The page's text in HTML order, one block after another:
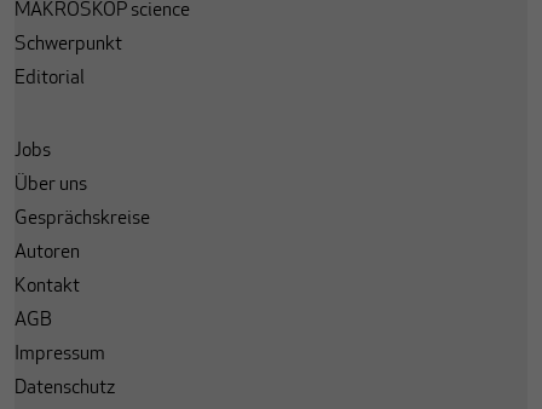
MAKROSKOP science
Schwerpunkt
Editorial
Jobs
Über uns
Gesprächskreise
Autoren
Kontakt
AGB
Impressum
Datenschutz